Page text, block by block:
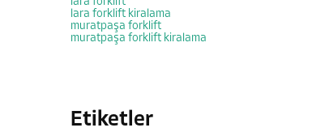
lara forklift kiralama
muratpaşa forklift
muratpaşa forklift kiralama
Etiketler